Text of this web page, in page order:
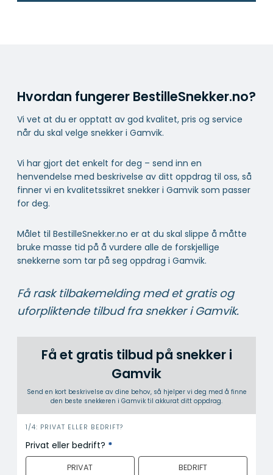
Hvordan fungerer BestilleSnekker.no?
Vi vet at du er opptatt av god kvalitet, pris og service
når du skal velge snekker i Gamvik.
Vi har gjort det enkelt for deg – send inn en
henvendelse med beskrivelse av ditt oppdrag til oss, så
finner vi en kvalitetssikret snekker i Gamvik som passer
for deg.
Målet til BestilleSnekker.no er at du skal slippe å måtte
bruke masse tid på å vurdere alle de forskjellige
snekkerne som tar på seg oppdrag i Gamvik.
Få rask tilbakemelding med et gratis og
uforpliktende tilbud fra snekker i Gamvik.
Få et gratis tilbud på snekker i
Gamvik
Send en kort beskrivelse av dine behov, så hjelper vi deg med å finne
den beste snekkeren i Gamvik til akkurat ditt oppdrag.
i
n
n
1/4: PRIVAT ELLER BEDRIFT?
Privat eller bedrift? *
PRIVAT BEDRIFT